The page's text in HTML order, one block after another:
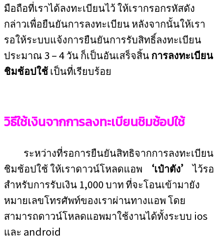
มือถือที่เราได้ลงทะเบียนไว้ ให้เรากรอกรหัสดัง
กล่าวเพื่อยืนยันการลงทะเบียน หลังจากนั้นให้เรา
รอให้ระบบแจ้งการยืนยันการรับสิทธิ์ลงทะเบียน
ประมาณ 3 – 4 วัน ก็เป็นอันเสร็จสิ้นการลงทะเบียน
ชิมช้อปใช้เป็นที่เรียบร้อย
วิธีใช้เงินจากการลงทะเบียนชิมช้อปใช้
ระหว่างที่รอการยืนยันสิทธิจากการลงทะเบียน
ชิมช้อปใช้ ให้เราดาวน์โหลดแอพ
‘เป๋าตัง’ ไว้รอ
สำหรับการรับเงิน 1,000 บาท ที่จะโอนเข้ามายัง
หมายเลขโทรศัพท์ของเราผ่านทางแอพ โดย
สามารถดาวน์โหลดแอพมาใช้งานได้ทั้งระบบ ios
และ android